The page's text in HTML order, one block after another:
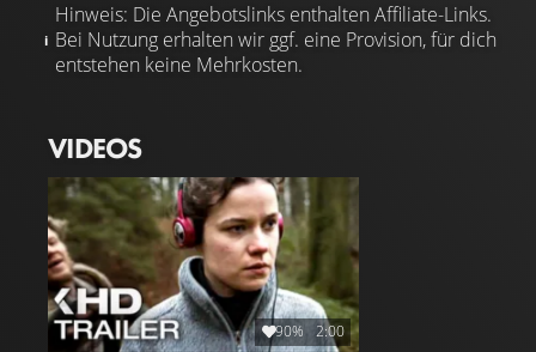
Hinweis: Die Angebotslinks enthalten Affiliate-Links.
Bei Nutzung erhalten wir ggf. eine Provision, für dich
entstehen keine Mehrkosten.
VIDEOS
90% 2:00